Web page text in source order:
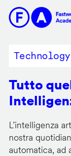
contenuto
Tutto
L’intelligenza
nostra
automatica, ad